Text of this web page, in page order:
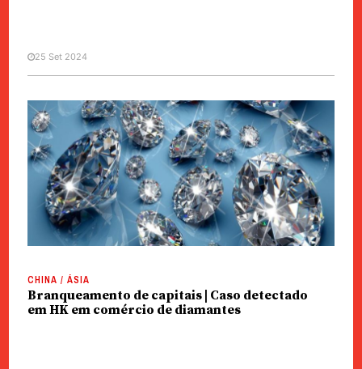
25 Set 2024
CHINA / ÁSIA
Branqueamento de capitais | Caso detectado
em HK em comércio de diamantes